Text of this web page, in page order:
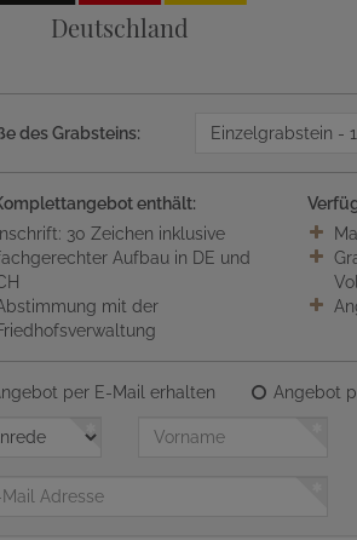
Deutschland
des Grabsteins: Einzelgrabstein -
enthält:
Inschrift: 30 Zeichen inklusive
Aufbau in DE und
mit der
per E-Mail erhalten
Angebot
Vorname